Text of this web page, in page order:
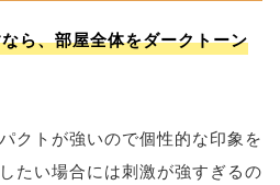
ら、部屋全体をダークトーン
クトが強いので個性的な印象を
たい場合には刺激が強すぎるの